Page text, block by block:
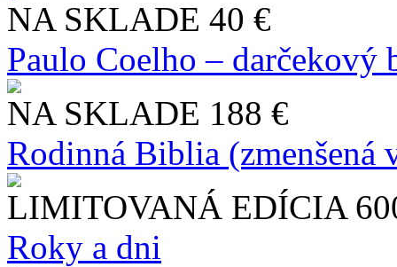
NA SKLADE 40 €
Paulo Coelho – darčekový
NA SKLADE 188 €
Rodinná Biblia (zmenšená
LIMITOVANÁ EDÍCIA
Roky a dni